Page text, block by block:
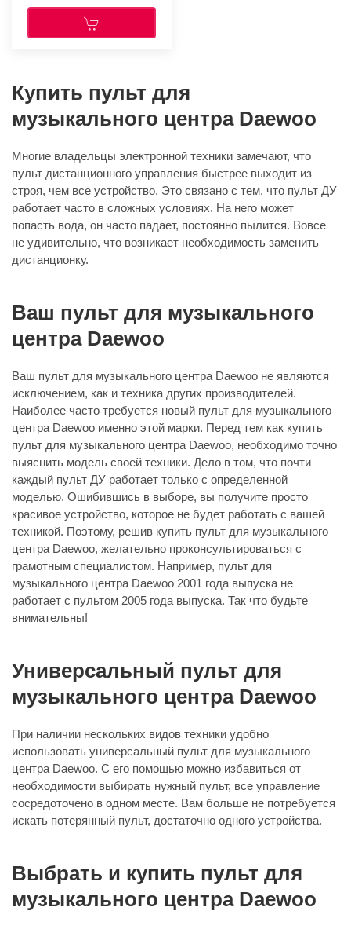
Купить пульт для
музыкального центра Daewoo
Многие владельцы электронной техники замечают, что
пульт дистанционного управления быстрее выходит из
строя, чем все устройство. Это связано с тем, что пульт ДУ
работает часто в сложных условиях. На него может
попасть вода, он часто падает, постоянно пылится. Вовсе
не удивительно, что возникает необходимость заменить
дистанционку.
Ваш пульт для музыкального
центра Daewoo
Ваш пульт для музыкального центра Daewoo не являются
исключением, как и техника других производителей.
Наиболее часто требуется новый пульт для музыкального
центра Daewoo именно этой марки. Перед тем как купить
пульт для музыкального центра Daewoo, необходимо точно
выяснить модель своей техники. Дело в том, что почти
каждый пульт ДУ работает только с определенной
моделью. Ошибившись в выборе, вы получите просто
красивое устройство, которое не будет работать с вашей
техникой. Поэтому, решив купить пульт для музыкального
центра Daewoo, желательно проконсультироваться с
грамотным специалистом. Например, пульт для
музыкального центра Daewoo 2001 года выпуска не
работает с пультом 2005 года выпуска. Так что будьте
внимательны!
Универсальный пульт для
музыкального центра Daewoo
При наличии нескольких видов техники удобно
использовать универсальный пульт для музыкального
центра Daewoo. С его помощью можно избавиться от
необходимости выбирать нужный пульт, все управление
сосредоточено в одном месте. Вам больше не потребуется
искать потерянный пульт, достаточно одного устройства.
Выбрать и купить пульт для
музыкального центра Daewoo